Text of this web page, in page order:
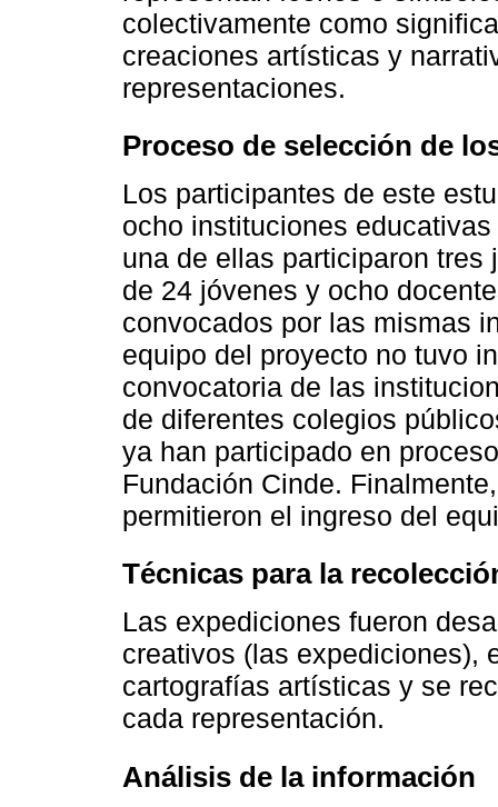
colectivamente como
creaciones artísticas y
representaciones.
Proceso de selección de
Los participantes de este
ocho instituciones
una de ellas participaron
de 24 jóvenes y ocho
convocados por las mismas
equipo del proyecto no tuvo
convocatoria de las
de diferentes colegios
ya han participado en
Fundación Cinde.
permitieron el ingreso del
Técnicas para la
Las expediciones fueron
creativos (las expediciones),
cartografías artísticas y se
cada representación.
Análisis de la información